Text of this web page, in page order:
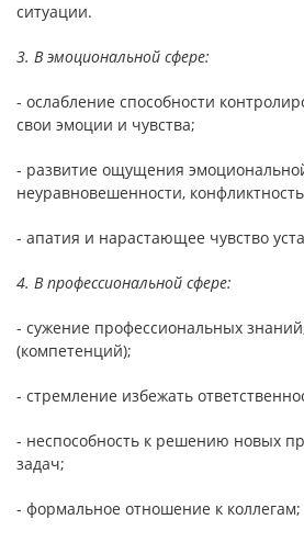
ситуации.
3. В эмоциональной сфере:
- ослабление способности
свои эмоции и чувства;
- развитие ощущения
неуравновешенности,
- апатия и нарастающее чувство
4. В профессиональной сфере:
- сужение профессиональных
(компетенций);
- стремление избежать
- неспособность к решению новых
задач;
- формальное отношение к коллегам;